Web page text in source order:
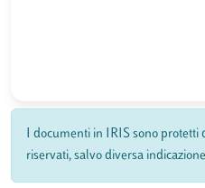
I documenti in IRIS sono protetti
riservati, salvo diversa